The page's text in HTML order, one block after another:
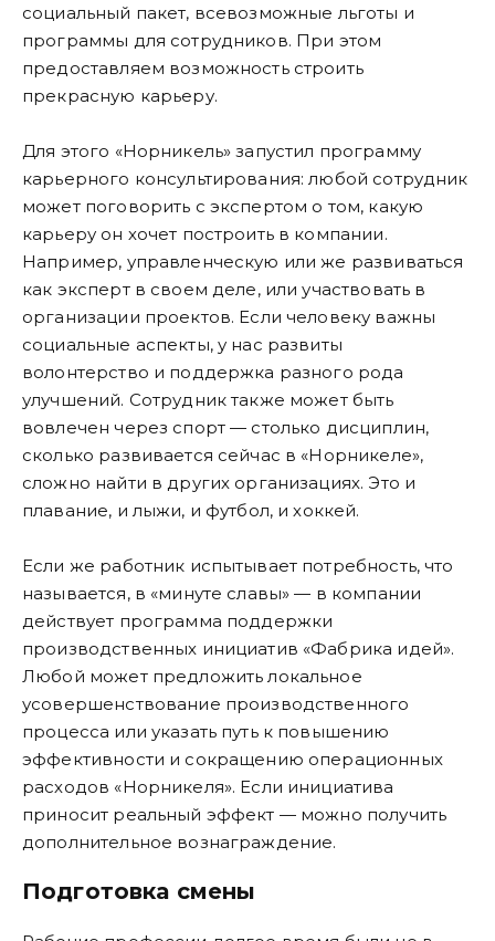
социальный пакет, всевозможные льготы и
программы для сотрудников. При этом
предоставляем возможность строить
прекрасную карьеру.
Для этого «Норникель» запустил программу
карьерного консультирования: любой сотрудник
может поговорить с экспертом о том, какую
карьеру он хочет построить в компании.
Например, управленческую или же развиваться
как эксперт в своем деле, или участвовать в
организации проектов. Если человеку важны
социальные аспекты, у нас развиты
волонтерство и поддержка разного рода
улучшений. Сотрудник также может быть
вовлечен через спорт — столько дисциплин,
сколько развивается сейчас в «Норникеле»,
сложно найти в других организациях. Это и
плавание, и лыжи, и футбол, и хоккей.
Если же работник испытывает потребность, что
называется, в «минуте славы» — в компании
действует программа поддержки
производственных инициатив «Фабрика идей».
Любой может предложить локальное
усовершенствование производственного
процесса или указать путь к повышению
эффективности и сокращению операционных
расходов «Норникеля». Если инициатива
приносит реальный эффект — можно получить
дополнительное вознаграждение.
Подготовка смены